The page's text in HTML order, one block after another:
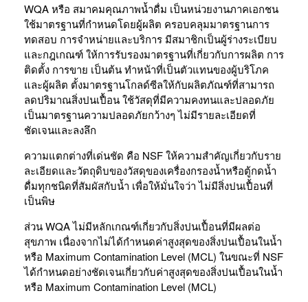
WQA หรือ สมาคมคุณภาพน้ำดื่ม เป็นหน่วยงานภาคเอกชน
ใช้มาตรฐานที่กำหนดโดยผู้ผลิต ครอบคลุมมาตรฐานการ
ทดสอบ การจำหน่ายและบริการ มีสมาชิกเป็นผู้ร่างระเบียบ
และกฎเกณฑ์ ให้การรับรองมาตรฐานที่เกี่ยวกับการผลิต การ
ติดตั้ง การขาย เป็นต้น ทำหน้าที่เป็นตัวแทนของผู้บริโภค
และผู้ผลิต ตั้งมาตรฐานโกลด์ซีลให้กับผลิตภัณฑ์ที่สามารถ
ลดปริมาณสิ่งปนเปื้อน ใช้วัสดุที่มีความคงทนและปลอดภัย
เป็นมาตรฐานความปลอดภัยกว้างๆ ไม่มีรายละเอียดที่
ชัดเจนและลงลึก
ความแตกต่างที่เด่นชัด คือ NSF ให้ความสำคัญเกี่ยวกับราย
ละเอียดและวัตถุดิบของวัสดุของเครื่องกรองน้ำหรือตู้กดน้ำ
ดื่มทุกชนิดที่สัมผัสกับน้ำ เพื่อให้มั่นใจว่า ไม่มีสิ่งปนเปื้อนที่
เป็นพิษ
ส่วน WQA ไม่มีหลักเกณฑ์เกี่ยวกับสิ่งปนเปื้อนที่มีผลต่อ
สุขภาพ เนื่องจากไม่ได้กำหนดค่าสูงสุดของสิ่งปนเปื้อนในน้ำ
หรือ Maximum Contamination Level (MCL) ในขณะที่ NSF
ได้กำหนดอย่างชัดเจนเกี่ยวกับค่าสูงสุดของสิ่งปนเปื้อนในน้ำ
หรือ Maximum Contamination Level (MCL)